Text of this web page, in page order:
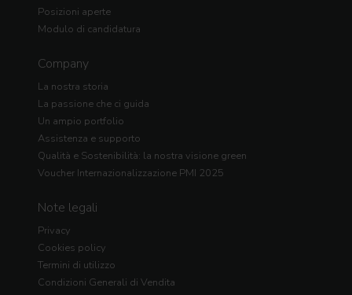
Posizioni aperte
Modulo di candidatura
Company
La nostra storia
La passione che ci guida
Un ampio portfolio
Assistenza e supporto
Qualità e Sostenibilità: la nostra visione green
Voucher Internazionalizzazione PMI 2025
Note legali
Privacy
Cookies policy
Termini di utilizzo
Condizioni Generali di Vendita